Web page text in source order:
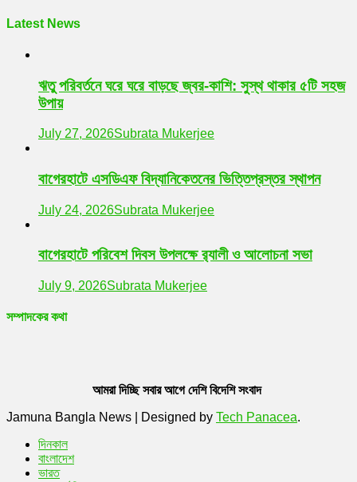
Latest News
ঋতু পরিবর্তনে ঘরে ঘরে বাড়ছে জ্বর-কাশি: সুস্থ থাকার ৫টি সহজ
উপায়
July 27, 2026Subrata Mukerjee
বাগেরহাটে এসডিএফ বিদ্যানিকেতনের ভিত্তিপ্রস্তর স্থাপন
July 24, 2026Subrata Mukerjee
বাগেরহাটে পরিবেশ দিবস উপলক্ষে র‌্যালী ও আলোচনা সভা
July 9, 2026Subrata Mukerjee
সম্পাদকের কথা
আমরা দিচ্ছি সবার আগে দেশি বিদেশি সংবাদ
Jamuna Bangla News
Designed by Tech Panacea.
দিনকাল
বাংলাদেশ
ভারত